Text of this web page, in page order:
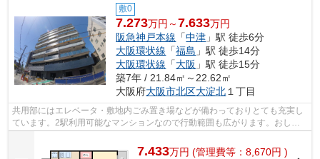
敷0
7.273万円～7.633万円
阪急神戸本線 「中津 」駅 徒歩6分
大阪環状線 「福島 」駅 徒歩14分
大阪環状線 「大阪 」駅 徒歩15分
築7年 / 21.84㎡～22.62㎡
大阪府大阪市北区大淀北 １丁目
共用部にはエレベータ・敷地内ごみ置き場などが備わっておりとても充実し
ています。2駅利用可能なマンションなので行動範囲も広がります。おしゃ
れなあなたには、外観タイル張りのマン...
7.433万円 (管理費等：8,670円 )